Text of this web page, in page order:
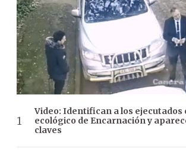
Video: Identifican a los ejecutados
ecológico de Encarnación y
claves